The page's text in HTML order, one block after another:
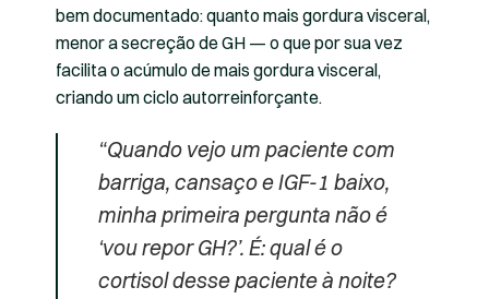
bem documentado: quanto mais gordura visceral,
menor a secreção de GH — o que por sua vez
facilita o acúmulo de mais gordura visceral,
criando um ciclo autorreinforçante.
“Quando vejo um paciente com
barriga, cansaço e IGF-1 baixo,
minha primeira pergunta não é
‘vou repor GH?’. É: qual é o
cortisol desse paciente à noite?